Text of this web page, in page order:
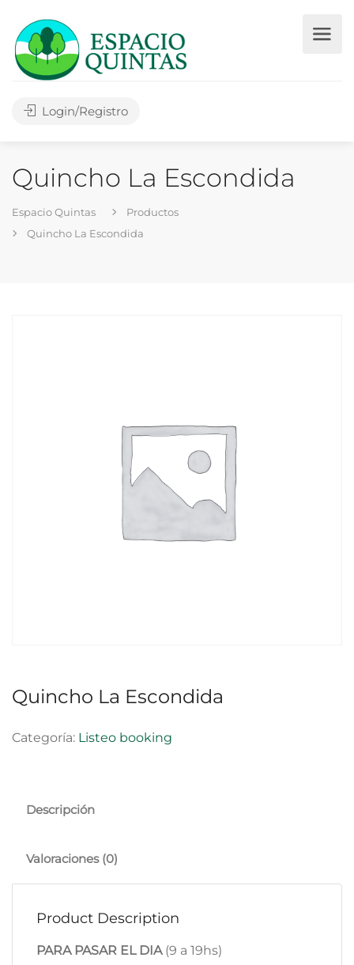
Login/Registro
Quincho La Escondida
Espacio Quintas
Productos
Quincho La Escondida
Quincho La Escondida
Categoría: Listeo booking
Descripción
Valoraciones (0)
Product Description
PARA PASAR EL DIA(9 a 19hs)